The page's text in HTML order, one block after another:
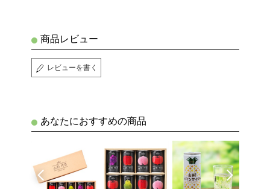
商品レビュー
レビューを書く
あなたにおすすめの商品